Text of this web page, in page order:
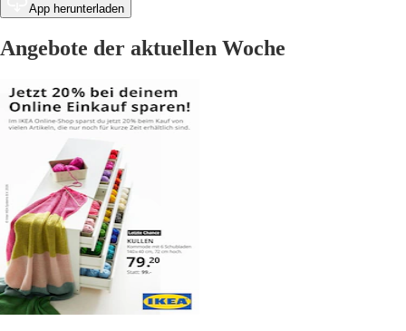
App herunterladen
Angebote der aktuellen Woche